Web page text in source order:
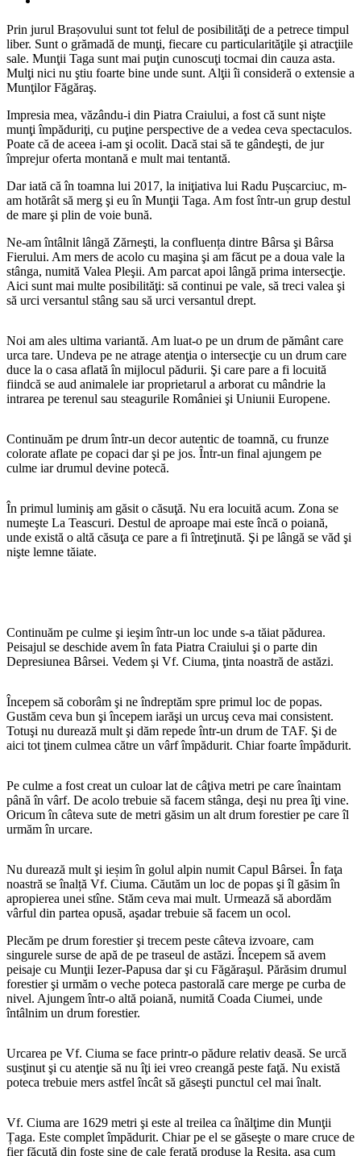
Prin jurul Brașovului sunt tot felul de posibilităţi de a petrece timpul
liber. Sunt o grămadă de munţi, fiecare cu particularităţile şi atracţiile
sale. Munţii Taga sunt mai puţin cunoscuţi tocmai din cauza asta.
Mulţi nici nu ştiu foarte bine unde sunt. Alţii îi consideră o extensie a
Munţilor Făgăraş.
Impresia mea, văzându-i din Piatra Craiului, a fost că sunt nişte
munţi împăduriţi, cu puţine perspective de a vedea ceva spectaculos.
Poate că de aceea i-am şi ocolit. Dacă stai să te gândeşti, de jur
împrejur oferta montană e mult mai tentantă.
Dar iată că în toamna lui 2017, la iniţiativa lui Radu Pușcarciuc, m-
am hotărât să merg şi eu în Munţii Taga. Am fost într-un grup destul
de mare şi plin de voie bună.
Ne-am întâlnit lângă Zărneşti, la confluența dintre Bârsa şi Bârsa
Fierului. Am mers de acolo cu maşina şi am făcut pe a doua vale la
stânga, numită Valea Pleşii. Am parcat apoi lângă prima intersecţie.
Aici sunt mai multe posibilităţi: să continui pe vale, să treci valea şi
să urci versantul stâng sau să urci versantul drept.
Noi am ales ultima variantă. Am luat-o pe un drum de pământ care
urca tare. Undeva pe ne atrage atenţia o intersecţie cu un drum care
duce la o casa aflată în mijlocul pădurii. Şi care pare a fi locuită
fiindcă se aud animalele iar proprietarul a arborat cu mândrie la
intrarea pe terenul sau steagurile României şi Uniunii Europene.
Continuăm pe drum într-un decor autentic de toamnă, cu frunze
colorate aflate pe copaci dar şi pe jos. Într-un final ajungem pe
culme iar drumul devine potecă.
În primul luminiş am găsit o căsuţă. Nu era locuită acum. Zona se
numeşte La Teascuri. Destul de aproape mai este încă o poiană,
unde există o altă căsuţa ce pare a fi întreţinută. Şi pe lângă se văd şi
nişte lemne tăiate.
Continuăm pe culme şi ieşim într-un loc unde s-a tăiat pădurea.
Peisajul se deschide avem în fata Piatra Craiului şi o parte din
Depresiunea Bârsei. Vedem şi Vf. Ciuma, ţinta noastră de astăzi.
Începem să coborâm şi ne îndreptăm spre primul loc de popas.
Gustăm ceva bun şi începem iarăşi un urcuş ceva mai consistent.
Totuşi nu durează mult şi dăm repede într-un drum de TAF. Şi de
aici tot ţinem culmea către un vârf împădurit. Chiar foarte împădurit.
Pe culme a fost creat un culoar lat de câţiva metri pe care înaintam
până în vârf. De acolo trebuie să facem stânga, deşi nu prea îţi vine.
Oricum în câteva sute de metri găsim un alt drum forestier pe care îl
urmăm în urcare.
Nu durează mult şi ieșim în golul alpin numit Capul Bârsei. În faţa
noastră se înalță Vf. Ciuma. Căutăm un loc de popas şi îl găsim în
apropierea unei stîne. Stăm ceva mai mult. Urmează să abordăm
vârful din partea opusă, aşadar trebuie să facem un ocol.
Plecăm pe drum forestier şi trecem peste câteva izvoare, cam
singurele surse de apă de pe traseul de astăzi. Începem să avem
peisaje cu Munţii Iezer-Papusa dar şi cu Făgăraşul. Părăsim drumul
forestier şi urmăm o veche poteca pastorală care merge pe curba de
nivel. Ajungem într-o altă poiană, numită Coada Ciumei, unde
întâlnim un drum forestier.
Urcarea pe Vf. Ciuma se face printr-o pădure relativ deasă. Se urcă
susţinut şi cu atenţie să nu îţi iei vreo creangă peste faţă. Nu există
poteca trebuie mers astfel încât să găseşti punctul cel mai înalt.
Vf. Ciuma are 1629 metri şi este al treilea ca înălţime din Munţii
Țaga. Este complet împădurit. Chiar pe el se găseşte o mare cruce de
fier făcută din foste şine de cale ferată produse la Reşita, aşa cum